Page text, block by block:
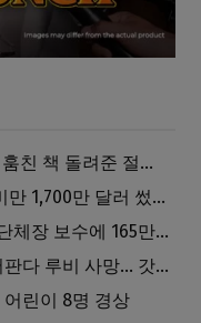
‘사과 편지와 100달러’…40년 만에 훔친 책 돌려준 절도범
LA 반 ICE 시위 대응에 경찰 인건비만 1,700만 달러 썼다.
세금으로 노숙자 지원하랬더니…단체장 보수에 165만달러 ‘펑펑’
산타바바라 동물원 사랑받던 레서판다 루비 사망… 갓 태어난 새끼 2마리 잃은 지 수주 만
린이 8명 경상